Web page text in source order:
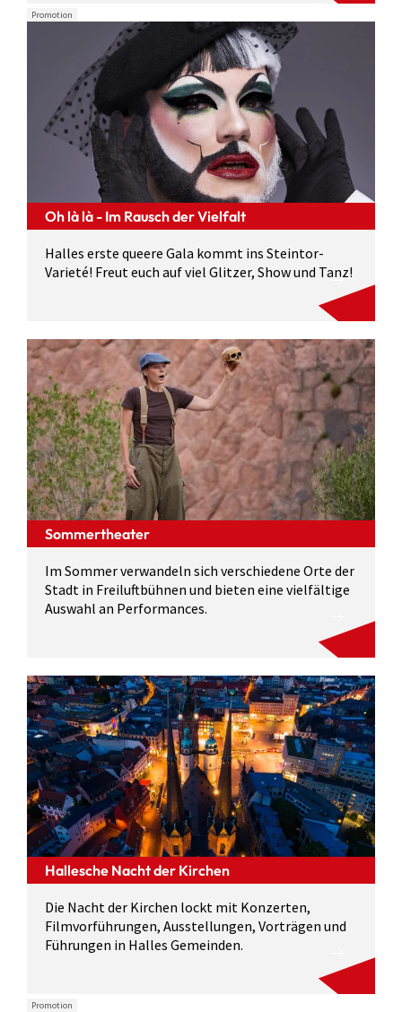
Promotion
Oh là là - Im Rausch der Vielfalt
Halles erste queere Gala kommt ins Steintor-
Varieté! Freut euch auf viel Glitzer, Show und Tanz!
Sommertheater
Im Sommer verwandeln sich verschiedene Orte der
Stadt in Freiluftbühnen und bieten eine vielfältige
Auswahl an Performances.
Hallesche Nacht der Kirchen
Die Nacht der Kirchen lockt mit Konzerten,
Filmvorführungen, Ausstellungen, Vorträgen und
Führungen in Halles Gemeinden.
Promotion